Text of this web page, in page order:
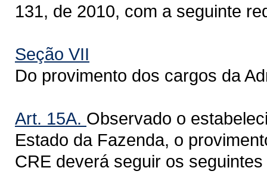
131, de 2010, com a seguinte
Seção VII
Do provimento dos cargos da
Art. 15A. Observado o
Estado da Fazenda, o
CRE deverá seguir os